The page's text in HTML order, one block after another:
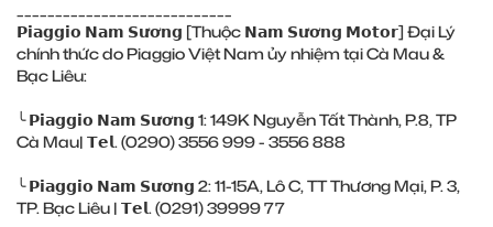
𝗣𝗶𝗮𝗴𝗴𝗶𝗼 𝗡𝗮𝗺 𝗦𝘂̛𝗼̛𝗻𝗴 [Thuộc 𝗡𝗮𝗺 𝗦𝘂̛𝗼̛𝗻𝗴 𝗠𝗼𝘁𝗼𝗿] Đại Lý
chính thức do Piaggio Việt Nam ủy nhiệm tại Cà Mau &
Bạc Liêu:
╰ 𝗣𝗶𝗮𝗴𝗴𝗶𝗼 𝗡𝗮𝗺 𝗦𝘂̛𝗼̛𝗻𝗴 1: 149K Nguyễn Tất Thành, P.8, TP
Cà Mau| 𝗧𝗲𝗹. (0290) 3556 999 - 3556 888
╰ 𝗣𝗶𝗮𝗴𝗴𝗶𝗼 𝗡𝗮𝗺 𝗦𝘂̛𝗼̛𝗻𝗴 2: 11-15A, Lô C, TT Thương Mại, P. 3,
TP. Bạc Liêu | 𝗧𝗲𝗹. (0291) 39999 77